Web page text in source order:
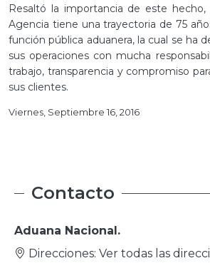
Resaltó la importancia de este
Agencia tiene una trayectoria de 75
función pública aduanera, la cual se ha
sus operaciones con mucha
trabajo, transparencia y compromiso
sus clientes.
Viernes, Septiembre 16, 2016
Contacto
Aduana Nacional.
Direcciones: Ver todas las